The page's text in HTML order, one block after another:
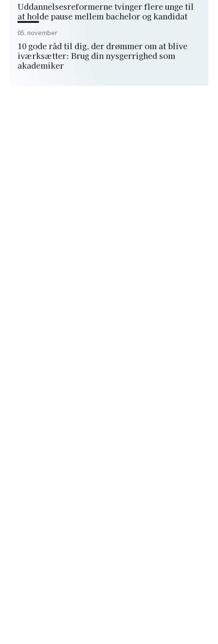
Uddannelsesreformerne tvinger flere unge til
at holde pause mellem bachelor og kandidat
05. november
10 gode råd til dig, der drømmer om at blive
iværksætter: Brug din nysgerrighed som
akademiker